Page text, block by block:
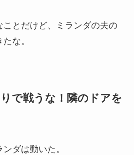
ことだけど、ミランダの夫の
な。
戦うな！隣のドアを
ダは動いた。